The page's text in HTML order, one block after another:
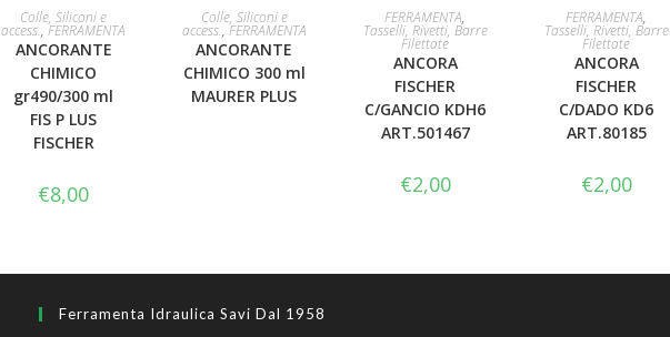
LEGGI TUTTO
Colle, Siliconi e
access.,FERRAMENTA
ANCORANTE
CHIMICO
gr490/300 ml
FIS P LUS
FISCHER
€8,00
LEGGI TUTTO
Colle, Siliconi e
access., FERRAMENTA
ANCORANTE
CHIMICO 300 ml
MAURER PLUS
AGGIUNGI AL
CARRELLO
FERRAMENTA,
Tasselli, Rivetti, Barre
Filettate
ANCORA
FISCHER
C/GANCIO KDH6
ART.501467
€2,00
LEGGI TUTTO
FERRAMENTA,
Tasselli, Rivetti, Barre
Filettate
ANCORA
FISCHER
C/DADO KD6
ART.80185
€2,00
Ferramenta Idraulica Savi Dal 1958